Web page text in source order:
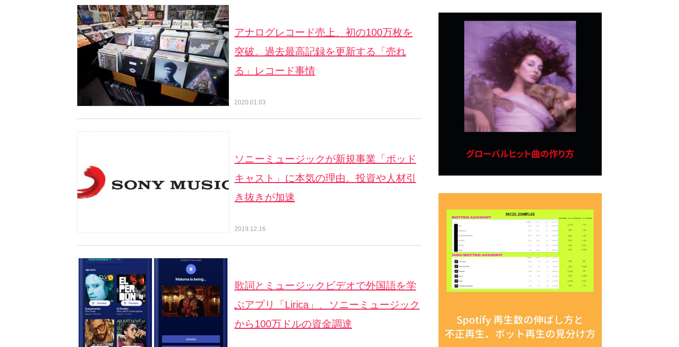
アナログレコード売上、初の100万枚を
突破。過去最高記録を更新する「売れ
る」レコード事情
2020.01.03
ソニーミュージックが新規事業「ポッド
キャスト」に本気の理由。投資や人材引
き抜きが加速
2019.12.16
歌詞とミュージックビデオで外国語を学
ぶアプリ「Lirica」、ソニーミュージック
から100万ドルの資金調達